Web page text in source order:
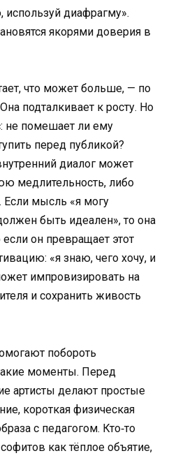
диафрагму».
якорями доверия в
что может больше, — по
подталкивает к росту. Но
не помешает ли ему
перед публикой?
диалог может
медлительность, либо
Если мысль «я могу
быть идеален», то она
он превращает этот
«я знаю, чего хочу, и
импровизировать на
и сохранить живость
побороть
моменты. Перед
артисты делают простые
короткая физическая
с педагогом. Кто‑то
как тёплое объятие,